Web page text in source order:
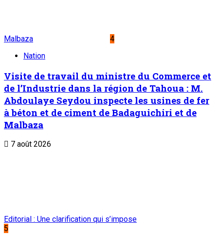
Malbaza
4
Nation
Visite de travail du ministre du Commerce et
de l’Industrie dans la région de Tahoua : M.
Abdoulaye Seydou inspecte les usines de fer
à béton et de ciment de Badaguichiri et de
Malbaza
7 août 2026
Editorial : Une clarification qui s’impose
5